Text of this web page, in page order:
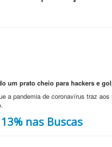
um prato cheio para hackers e
a pandemia de coronavírus traz
nas Buscas